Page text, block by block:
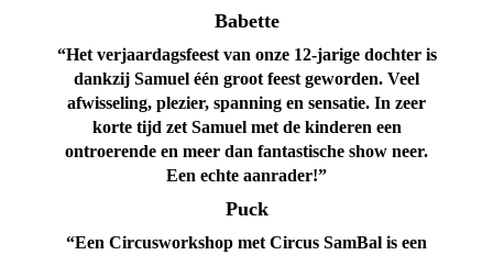
Babette
“Het verjaardagsfeest van onze 12-jarige dochter is
dankzij Samuel één groot feest geworden. Veel
afwisseling, plezier, spanning en sensatie. In zeer
korte tijd zet Samuel met de kinderen een
ontroerende en meer dan fantastische show neer.
Een echte aanrader!”
Puck
“Een Circusworkshop met Circus SamBal is een